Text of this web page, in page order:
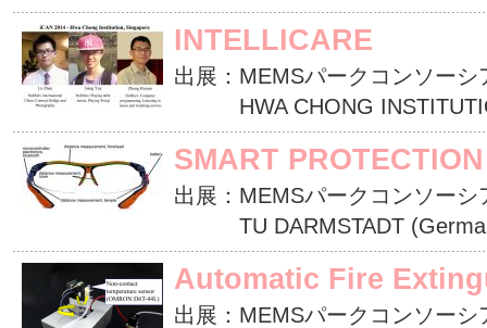
INTELLICARE
出展：MEMSパークコンソーシ
HWA CHONG
SMART
出展：MEMSパークコンソーシ
TU DARMSTADT
Automatic Fire
出展：MEMSパークコンソーシ